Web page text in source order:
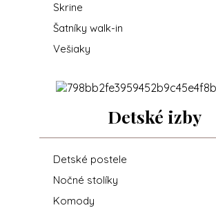
Skrine
Šatníky walk-in
Vešiaky
Detské izby
Detské postele
Nočné stolíky
Komody